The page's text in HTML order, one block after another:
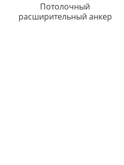
Потолочный
расширительный анкер